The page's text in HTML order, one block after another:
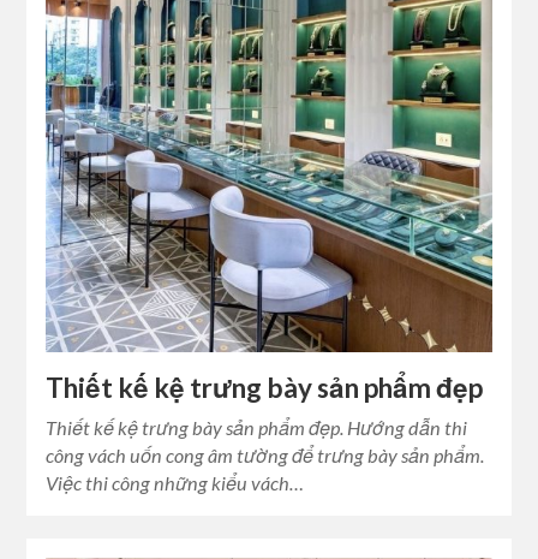
Thiết kế kệ trưng bày sản phẩm đẹp
Thiết kế kệ trưng bày sản phẩm đẹp. Hướng dẫn thi
công vách uốn cong âm tường để trưng bày sản phẩm.
Việc thi công những kiểu vách…